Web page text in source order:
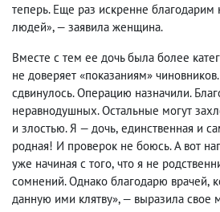
теперь. Еще раз искренне
людей», — заявила женщина.
Вместе с тем ее дочь была более
не доверяет «показаниям»
сдвинулось. Операцию назначили.
неравнодушных. Остальные могут
и злостью. Я — дочь, единственная и
родная! И проверок не боюсь. А вот
уже начиная с того, что я не
сомнений. Однако благодарю врачей,
данную ими клятву», — выразила